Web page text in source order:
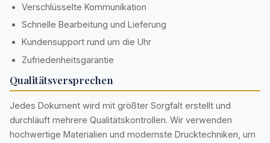
Verschlüsselte Kommunikation
Schnelle Bearbeitung und Lieferung
Kundensupport rund um die Uhr
Zufriedenheitsgarantie
Qualitätsversprechen
Jedes Dokument wird mit größter Sorgfalt erstellt und
durchläuft mehrere Qualitätskontrollen. Wir verwenden
hochwertige Materialien und modernste Drucktechniken, um